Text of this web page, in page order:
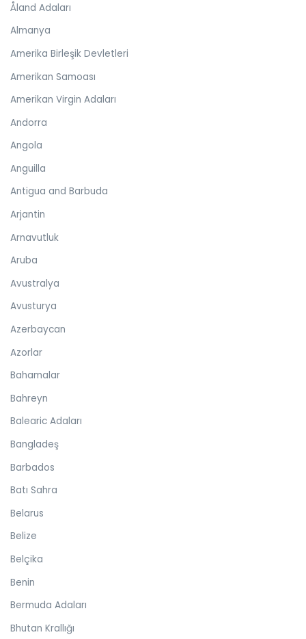
Åland Adaları
Almanya
Amerika Birleşik Devletleri
Amerikan Samoası
Amerikan Virgin Adaları
Andorra
Angola
Anguilla
Antigua and Barbuda
Arjantin
Arnavutluk
Aruba
Avustralya
Avusturya
Azerbaycan
Azorlar
Bahamalar
Bahreyn
Balearic Adaları
Bangladeş
Barbados
Batı Sahra
Belarus
Belize
Belçika
Benin
Bermuda Adaları
Bhutan Krallığı